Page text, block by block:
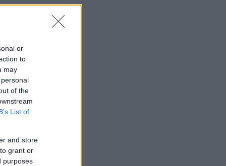
or
to
may
of the
List of
and store
grant or
purposes